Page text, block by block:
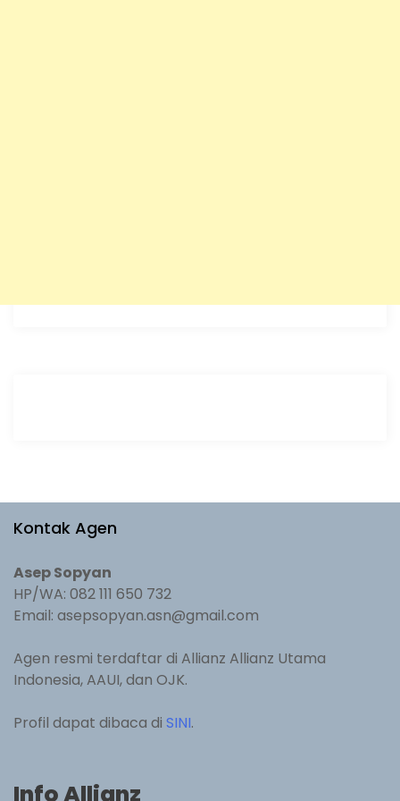
Kontak Agen
Asep Sopyan
HP/WA: 082 111 650 732
Email: asepsopyan.asn@gmail.com
Agen resmi terdaftar di Allianz Allianz Utama
Indonesia, AAUI, dan OJK.
Profil dapat dibaca di SINI.
Info Allianz